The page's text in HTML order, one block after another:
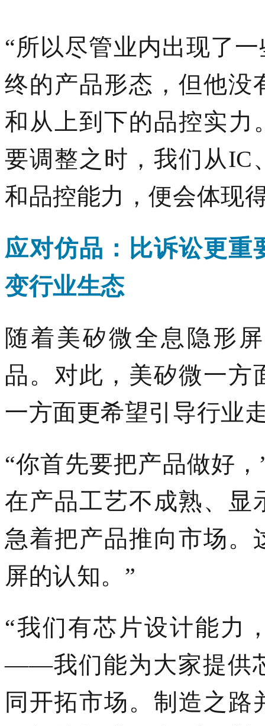
“所以尽管业内出现了
终的产品形态，但他没
和从上到下的品控实力
要调整之时 ， 我们从IC
和品控能力，便会体现
应对仿品：比诉讼更重
变行业生态
随着美矽微全息隐形
品。对此，美矽微一方
一方面更希望引导行业
“你首先要把产品做好，
在产品工艺不成熟、显
急着把产品推向市场 。
屏的认知。 ”
“我们有芯片设计能力
——我们能为大家提供
同开拓市场。制造之